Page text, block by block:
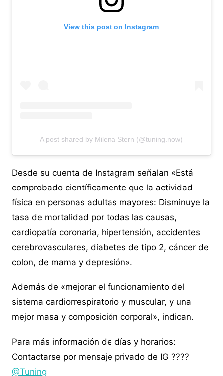
View this post on Instagram
A post shared by Milena Stern (@tuning.now)
Desde su cuenta de Instagram señalan «Está
comprobado científicamente que la actividad
física en personas adultas mayores: Disminuye la
tasa de mortalidad por todas las causas,
cardiopatía coronaria, hipertensión, accidentes
cerebrovasculares, diabetes de tipo 2, cáncer de
colon, de mama y depresión».
Además de «mejorar el funcionamiento del
sistema cardiorrespiratorio y muscular, y una
mejor masa y composición corporal», indican.
Para más información de días y horarios:
Contactarse por mensaje privado de IG ????
@Tuning